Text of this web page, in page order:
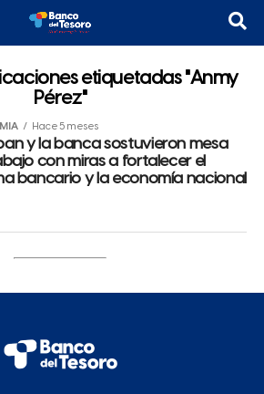
etiquetadas "Anmy
Pérez"
Hace 5 meses
y la banca sostuvieron mesa
con miras a fortalecer el
bancario y la economía nacional